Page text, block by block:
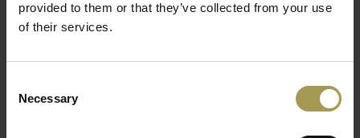
provided to them or that they’ve collected from your use
of their services.
Selection
Necessary
Of u nu zoekt naar een ontvangstbalie, receptiebalie
of maatwerkbalie: we helpen u bij de keuze.
moeten er plaatsvinden aan de balie? (onthaal,
administratie, info, transacties) Hoeveel ruimte hebt u
beschikbaar?